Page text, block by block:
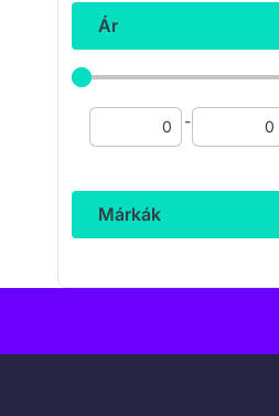
Ár
-
Márkák